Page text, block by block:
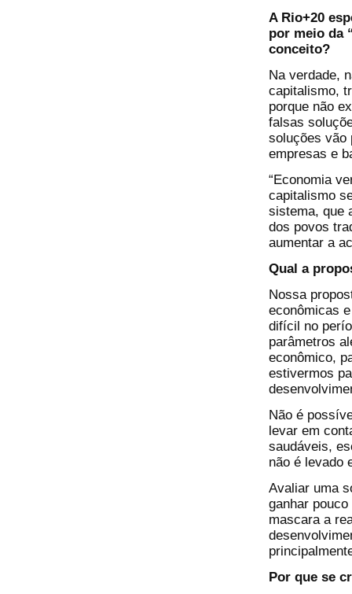
A Rio+20
por meio da
conceito?
Na verdade,
capitalismo,
porque não
falsas
soluções vão
empresas e
“Economia
capitalismo
sistema, que
dos povos
aumentar a
Qual a
Nossa
econômicas
difícil no
parâmetros
econômico,
estivermos
Não é
levar em
saudáveis,
não é levado
Avaliar uma
ganhar
mascara a
Por que se